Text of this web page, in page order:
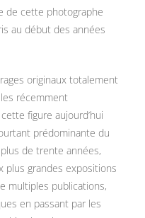
de cette photographe
au début des années
originaux totalement
récemment
figure aujourd’hui
prédominante du
de trente années,
plus grandes expositions
multiples publications,
en passant par les